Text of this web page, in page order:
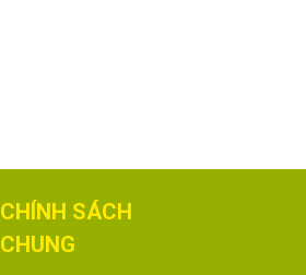
CHÍNH SÁCH
CHUNG